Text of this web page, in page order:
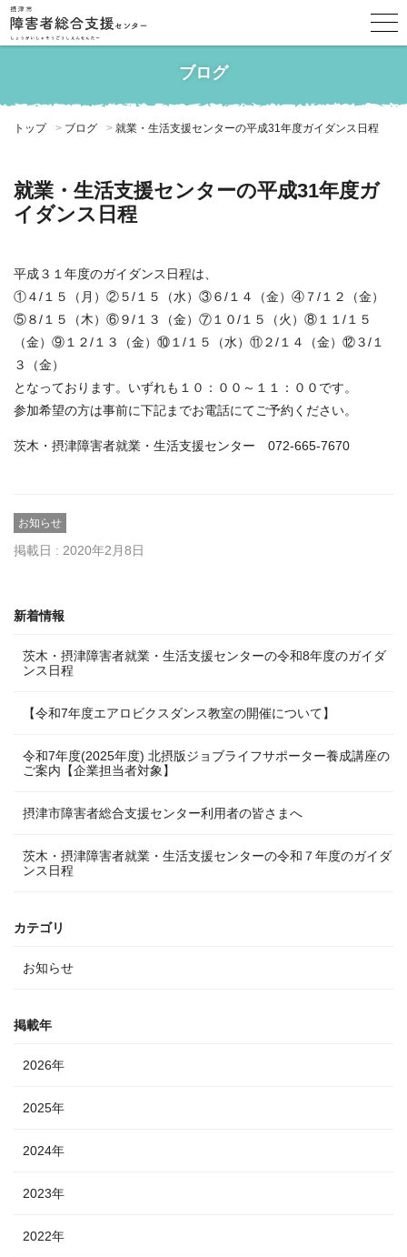
ブログ
トップ ブログ 就業・生活支援センターの平成31年度ガイダンス日程
就業・生活支援センターの平成31年度ガ
イダンス日程
平成３１年度のガイダンス日程は、
①４/１５（月）②５/１５（水）③６/１４（金）④７/１２（金）
⑤８/１５（木）⑥９/１３（金）⑦１０/１５（火）⑧１１/１５
（金）⑨１２/１３（金）⑩１/１５（水）⑪２/１４（金）⑫３/１
３（金）
となっております。いずれも１０：００～１１：００です。
参加希望の方は事前に下記までお電話にてご予約ください。
茨木・摂津障害者就業・生活支援センター 072-665-7670
お知らせ
掲載日 : 2020年2月8日
新着情報
茨木・摂津障害者就業・生活支援センターの令和8年度のガイダ
ンス日程
【令和7年度エアロビクスダンス教室の開催について】
令和7年度(2025年度) 北摂版ジョブライフサポーター養成講座の
ご案内【企業担当者対象】
摂津市障害者総合支援センター利用者の皆さまへ
茨木・摂津障害者就業・生活支援センターの令和７年度のガイダ
ンス日程
カテゴリ
お知らせ
掲載年
2026年
2025年
2024年
2023年
2022年